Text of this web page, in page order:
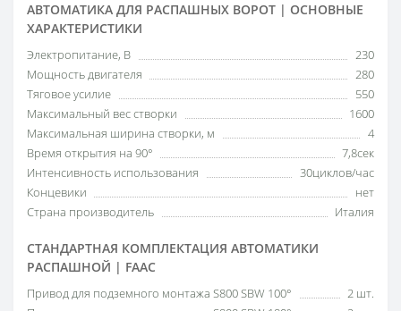
АВТОМАТИКА ДЛЯ РАСПАШНЫХ ВОРОТ | ОСНОВНЫЕ
ХАРАКТЕРИСТИКИ
Электропитание, В
230
Мощность двигателя
280
Тяговое усилие
550
Максимальный вес створки
1600
Максимальная ширина створки, м
4
Время открытия на 90°
7,8сек
Интенсивность использования
30циклов/час
Концевики
нет
Страна производитель
Италия
СТАНДАРТНАЯ КОМПЛЕКТАЦИЯ АВТОМАТИКИ
РАСПАШНОЙ | FAAC
Привод для подземного монтажа S800 SBW 100°
2 шт.